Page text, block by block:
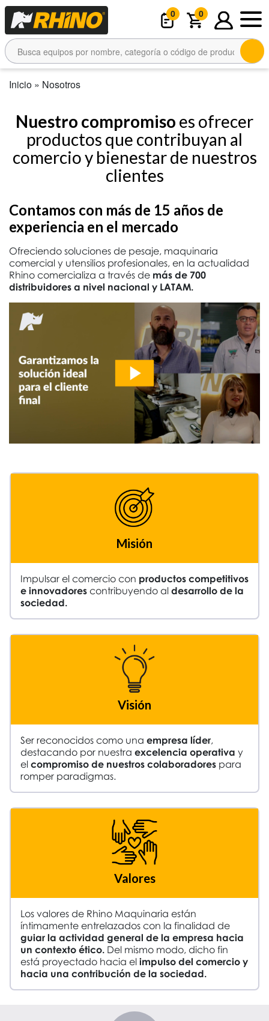
0 0
Inicio » Nosotros
Nuestro compromiso es ofrecer
productos que contribuyan al
comercio y bienestar de nuestros
clientes
Contamos con más de 15 años de
experiencia en el mercado
Ofreciendo soluciones de pesaje, maquinaria
comercial y utensilios profesionales, en la actualidad
Rhino comercializa a través de más de 700
distribuidores a nivel nacional y LATAM.
Misión
Impulsar el comercio con productos competitivos
e innovadores contribuyendo al desarrollo de la
sociedad.
Visión
Ser reconocidos como una empresa líder,
destacando por nuestra excelencia operativa y
el compromiso de nuestros colaboradores para
romper paradigmas.
Valores
Los valores de Rhino Maquinaria están
íntimamente entrelazados con la finalidad de
guiar la actividad general de la empresa hacia
un contexto ético. Del mismo modo, dicho fin
está proyectado hacia el impulso del comercio y
hacia una contribución de la sociedad.